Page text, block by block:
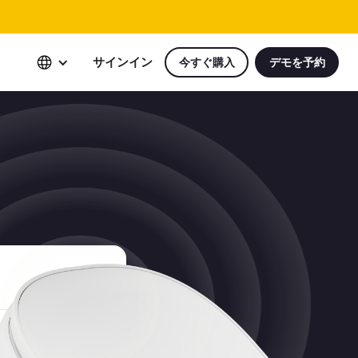
サインイン 今すぐ購入 デモを予約